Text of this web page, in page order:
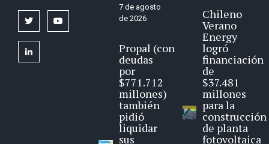
twitter
linkedin
7 de agosto
de 2026
Propal (con
deudas
por
$771.712
millones)
también
pidió
liquidar
sus
Chileno
Verano
Energy
logró
financiación
de
$37.481
millones
para la
construcción
de planta
fotovoltaica